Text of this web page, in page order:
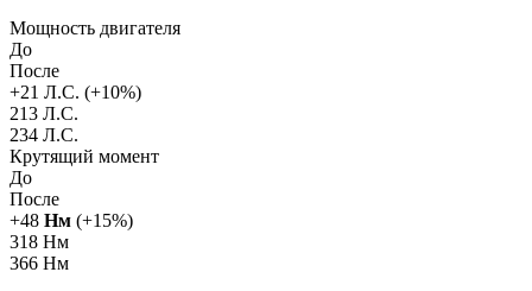
Мощность двигателя
До
После
+21 Л.С. (+10%)
213 Л.С.
234 Л.С.
Крутящий момент
До
После
+48 Нм (+15%)
318 Нм
366 Нм